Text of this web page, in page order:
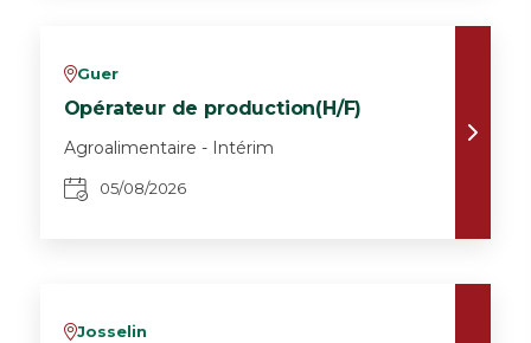
vGuer
Opérateur de production(H/F)
Agroalimentaire - Intérim
05/08/2026
vJosselin